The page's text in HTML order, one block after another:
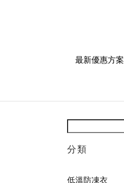
最新優惠方案
分類
低溫防凍衣